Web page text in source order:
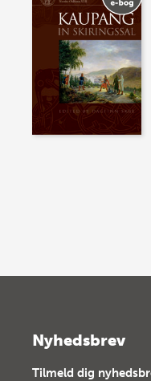
Nyhedsbrev
Tilmeld dig